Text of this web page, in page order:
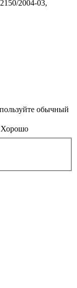
2004-03,
обычный
Хорошо